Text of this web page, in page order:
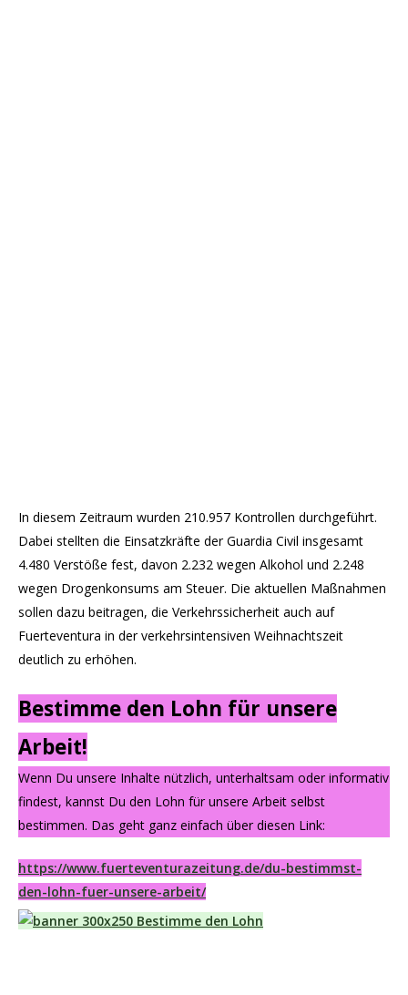
In diesem Zeitraum wurden 210.957 Kontrollen durchgeführt.
Dabei stellten die Einsatzkräfte der Guardia Civil insgesamt
4.480 Verstöße fest, davon 2.232 wegen Alkohol und 2.248
wegen Drogenkonsums am Steuer. Die aktuellen Maßnahmen
sollen dazu beitragen, die Verkehrssicherheit auch auf
Fuerteventura in der verkehrsintensiven Weihnachtszeit
deutlich zu erhöhen.
Bestimme den Lohn für unsere
Arbeit!
Wenn Du unsere Inhalte nützlich, unterhaltsam oder informativ
findest, kannst Du den Lohn für unsere Arbeit selbst
bestimmen. Das geht ganz einfach über diesen Link:
https://www.fuerteventurazeitung.de/du-bestimmst-
den-lohn-fuer-unsere-arbeit/